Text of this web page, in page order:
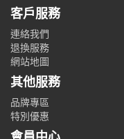
客戶服務
連絡我們
退換服務
網站地圖
其他服務
品牌專區
特別優惠